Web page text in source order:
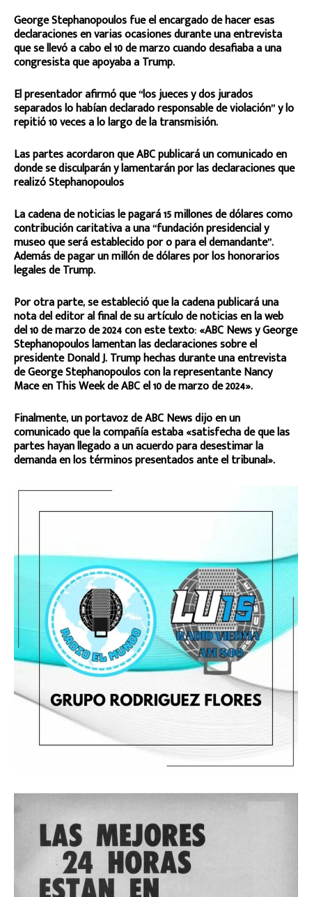
George Stephanopoulos fue el encargado de hacer esas
declaraciones en varias ocasiones durante una entrevista
que se llevó a cabo el 10 de marzo cuando desafiaba a una
congresista que apoyaba a Trump.
El presentador afirmó que “los jueces y dos jurados
separados lo habían declarado responsable de violación” y lo
repitió 10 veces a lo largo de la transmisión.
Las partes acordaron que ABC publicará un comunicado en
donde se disculparán y lamentarán por las declaraciones que
realizó Stephanopoulos
La cadena de noticias le pagará 15 millones de dólares como
contribución caritativa a una “fundación presidencial y
museo que será establecido por o para el demandante”.
Además de pagar un millón de dólares por los honorarios
legales de Trump.
Por otra parte, se estableció que la cadena publicará una
nota del editor al final de su artículo de noticias en la web
del 10 de marzo de 2024 con este texto: «ABC News y George
Stephanopoulos lamentan las declaraciones sobre el
presidente Donald J. Trump hechas durante una entrevista
de George Stephanopoulos con la representante Nancy
Mace en This Week de ABC el 10 de marzo de 2024».
Finalmente, un portavoz de ABC News dijo en un
comunicado que la compañía estaba «satisfecha de que las
partes hayan llegado a un acuerdo para desestimar la
demanda en los términos presentados ante el tribunal».